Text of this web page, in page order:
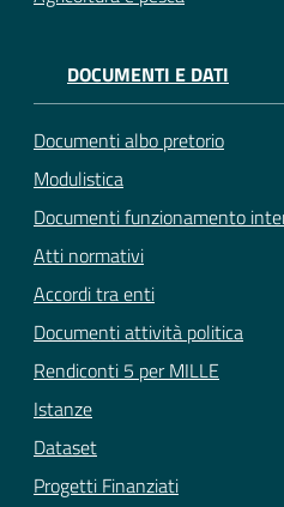
DOCUMENTI E DATI
Documenti albo pretorio
Modulistica
Documenti funzionamento
Atti normativi
Accordi tra enti
Documenti attività politica
Rendiconti 5 per MILLE
Istanze
Dataset
Progetti Finanziati